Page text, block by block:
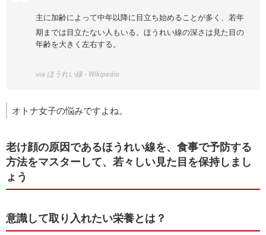
主に加齢によって中年以降に目立ち始めることが多く、若年
期までは目立たない人もいる。ほうれい線の深さは見た目の
年齢を大きく左右する。
via ほうれい線 - Wikipedia
オトナ女子の悩みですよね。
老け顔の原因であるほうれい線を、食事で予防する
方法をマスターして、若々しい見た目を保持しまし
ょう
意識して取り入れたい栄養とは？